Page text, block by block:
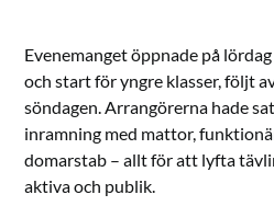
Evenemanget öppnade på
och start för yngre klasser, följt
söndagen. Arrangörerna hade
inramning med mattor,
domarstab – allt för att lyfta
aktiva och publik.